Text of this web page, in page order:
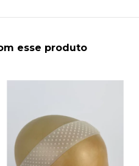
esse produto